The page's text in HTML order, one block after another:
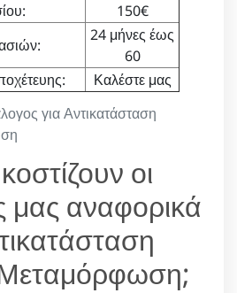
για Αντικατάσταση
150€
24 μήνες έως
60
Καλέστε μας
οι
μας αναφορικά